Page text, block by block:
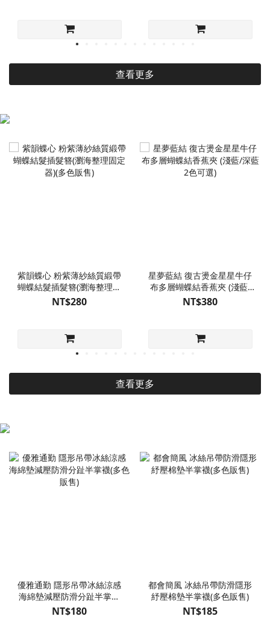
查看更多
紫韻蝶心 粉紫薄紗絲質緞帶
蝴蝶結髮插髮簪(瀏海整理固
定器)(多色販售)
NT$280
星夢藍結 復古燙金星星牛仔
布多層蝴蝶結香蕉夾 (淺藍/
深藍 2色可選)
NT$380
查看更多
優雅通勤 隱形吊帶冰絲涼感
海綿墊減壓防滑分趾半掌襪
(多色販售)
NT$180
都會簡風 冰絲吊帶防滑隱形
紓壓棉墊半掌襪(多色販售)
NT$185